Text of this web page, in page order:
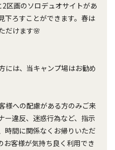
区画のソロデュオサイトがあ
下ろすことができます。春は
だけます🌸
は、当キャンプ場はお勧め
様への配慮がある方のみご来
ー違反、迷惑行為など、指示
時間に関係なくお帰りいただ
お客様が気持ち良く利用でき